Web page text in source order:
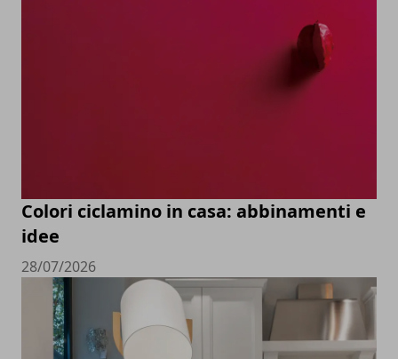
Colori ciclamino in casa: abbinamenti e
idee
28/07/2026